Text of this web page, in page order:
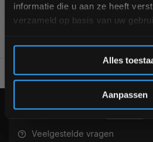
informatie die u aan ze heeft
verzameld op basis van uw
Alles
Aanpassen
Alles voor jouw gym op één plek
KLANTENSERVICE
Veelgestelde vragen
*Verzendkosten vallen